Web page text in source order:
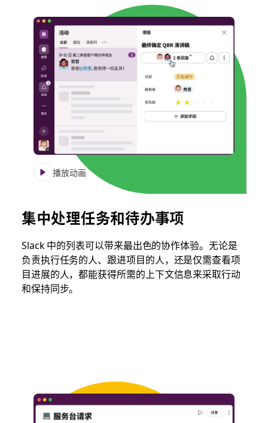
播放动画
集中处理任务和待办事项
Slack 中的列表可以带来最出色的协作体验。无论是
负责执行任务的人、跟进项目的人，还是仅需查看项
目进展的人，都能获得所需的上下文信息来采取行动
和保持同步。